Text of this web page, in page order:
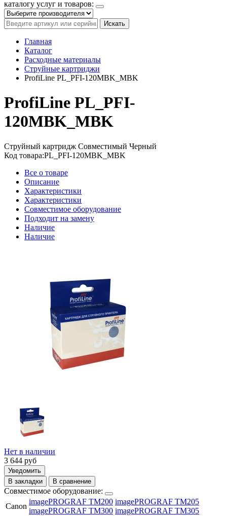
каталогу услуг и товаров:
Искать
Главная
Каталог
Расходные материалы
Струйные картриджи
ProfiLine PL_PFI-120MBK_MBK
ProfiLine PL_PFI-
120MBK_MBK
Струйный картридж Совместимый Черный
Код товара:PL_PFI-120MBK_MBK
Все о товаре
Описание
Характеристики
Характеристики
Совместимое оборудование
Подходит на замену
Наличие
Наличие
Нет в наличии
3 644 руб
Уведомить
В закладки
В сравнение
Совместимое оборудование:
Canon
imagePROGRAF TM200 imagePROGRAF TM205
imagePROGRAF TM300 imagePROGRAF TM305